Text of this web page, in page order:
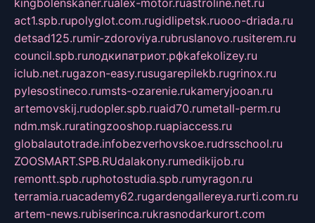
act1.spb.rupolyglot.com.rugidlipetsk.ruooo-driada.ru
detsad125.rumir-zdoroviya.rubruslanovo.rusiterem.ru
council.spb.ruлодкипатриот.рфkafekolizey.ru
iclub.net.rugazon-easy.rusugarepilekb.rugrinox.ru
pylesostineco.rumsts-ozarenie.rukameryjooan.ru
artemovskij.rudopler.spb.ruaid70.rumetall-perm.ru
ndm.msk.ruratingzooshop.ruapiaccess.ru
globalautotrade.infobezverhovskoe.rudrsschool.ru
ZOOSMART.SPB.RUdalakony.rumedikijob.ru
remontt.spb.ruphotostudia.spb.rumyragon.ru
terramia.ruacademy62.rugardengallereya.rurti.com.ru
artem-news.rubiserinca.rukrasnodarkurort.com